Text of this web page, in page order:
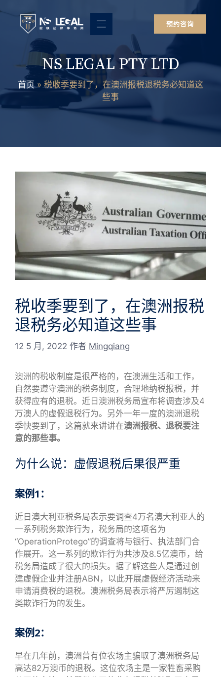
预约咨询
NS LEGAL PTY LTD
首页»税收季要到了，在澳洲报税退税务必知道这
些事
税收季要到了，在澳洲报税
退税务必知道这些事
12 5 月, 2022 作者 Mingqiang
澳洲的税收制度是很严格的，在澳洲生活和工作，
自然要遵守澳洲的税务制度，合理地纳税报税，并
获得应有的退税。近日澳洲税务局宣布将调查涉及4
万澳人的虚假退税行为。另外一年一度的澳洲退税
季快要到了，这篇就来讲讲在澳洲报税、退税要注
意的那些事。
为什么说：虚假退税后果很严重
案例1：
近日澳大利亚税务局表示要调查4万名澳大利亚人的
一系列税务欺诈行为，税务局的这项名为
“OperationProtego”的调查将与银行、执法部门合
作展开。这一系列的欺诈行为共涉及8.5亿澳币，给
税务局造成了很大的损失。据了解这些人是通过创
建虚假企业并注册ABN，以此开展虚假经济活动来
申请消费税的退税。澳洲税务局表示将严厉遏制这
类欺诈行为的发生。
案例2：
早在几年前，澳洲曾有位农场主骗取了澳洲税务局
高达82万澳币的退税。这位农场主是一家牲畜采购